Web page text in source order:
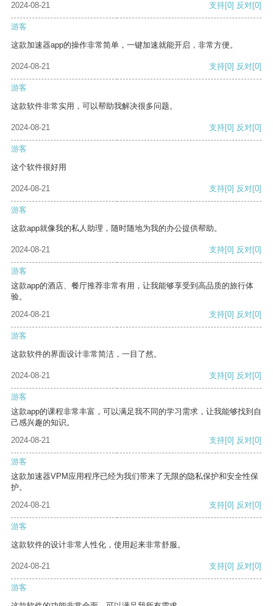
2024-08-21 支持[0] 反对[0]
游客
这款加速器app的操作非常简单，一键加速就能开启，非常方便。
2024-08-21 支持[0] 反对[0]
游客
这款软件非常实用，可以帮助我解决很多问题。
2024-08-21 支持[0] 反对[0]
游客
这个软件很好用
2024-08-21 支持[0] 反对[0]
游客
这款app就像我的私人助理，随时随地为我的办公提供帮助。
2024-08-21 支持[0] 反对[0]
游客
这款app的酒店、餐厅推荐非常有用，让我能够享受到高品质的旅行体
验。
2024-08-21
支持[0] 反对[0]
游客
这款软件的界面设计非常简洁，一目了然。
2024-08-21 支持[0] 反对[0]
游客
这款app的课程非常丰富，可以满足我不同的学习需求，让我能够找到自
己感兴趣的知识。
2024-08-21
支持[0] 反对[0]
游客
这款加速器VPM应用程序已经为我们带来了无限的隐私保护和安全性保
护。
2024-08-21
支持[0] 反对[0]
游客
这款软件的设计非常人性化，使用起来非常舒服。
2024-08-21 支持[0] 反对[0]
游客